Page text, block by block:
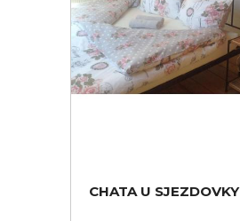
CHATA U SJEZDOVKY